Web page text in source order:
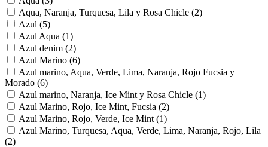
Aqua, Naranja, Turquesa, Lila y Rosa Chicle (2)
Azul (5)
Azul Aqua (1)
Azul denim (2)
Azul Marino (6)
Azul marino, Aqua, Verde, Lima, Naranja, Rojo Fucsia y
Morado (6)
Azul marino, Naranja, Ice Mint y Rosa Chicle (1)
Azul Marino, Rojo, Ice Mint, Fucsia (2)
Azul Marino, Rojo, Verde, Ice Mint (1)
Azul Marino, Turquesa, Aqua, Verde, Lima, Naranja, Rojo, Lila
(2)